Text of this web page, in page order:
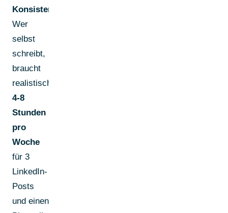
Konsistenz
Wer
selbst
schreibt,
braucht
realistisch
4-8
Stunden
pro
Woche
für 3
LinkedIn-
Posts
und einen